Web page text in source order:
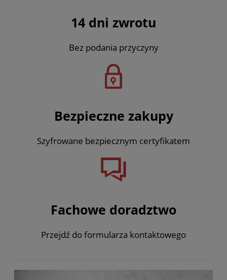
14 dni zwrotu
Bez podania przyczyny
Bezpieczne zakupy
Szyfrowane bezpiecznym certyfikatem
Fachowe doradztwo
Przejdź do formularza kontaktowego